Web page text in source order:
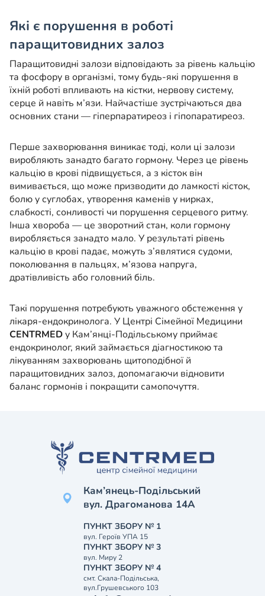
Які є порушення в роботі
паращитовидних залоз
Паращитовидні залози відповідають за рівень кальцію
та фосфору в організмі, тому будь-які порушення в
їхній роботі впливають на кістки, нервову систему,
серце й навіть м’язи. Найчастіше зустрічаються два
основних стани — гіперпаратиреоз і гіпопаратиреоз.
Перше захворювання виникає тоді, коли ці залози
виробляють занадто багато гормону. Через це рівень
кальцію в крові підвищується, а з кісток він
вимивається, що може призводити до ламкості кісток,
болю у суглобах, утворення каменів у нирках,
слабкості, сонливості чи порушення серцевого ритму.
Інша хвороба — це зворотний стан, коли гормону
виробляється занадто мало. У результаті рівень
кальцію в крові падає, можуть з’являтися судоми,
поколювання в пальцях, м’язова напруга,
дратівливість або головний біль.
Такі порушення потребують уважного обстеження у
лікаря-ендокринолога. У Центрі Сімейної Медицини
CENTRMEDу Кам’янці-Подільському приймає
ендокринолог, який займається діагностикою та
лікуванням захворювань щитоподібної й
паращитовидних залоз, допомагаючи відновити
баланс гормонів і покращити самопочуття.
Кам’янець-Подільський
вул. Драгоманова 14А
ПУНКТ ЗБОРУ № 1
вул. Героїв УПА 15
ПУНКТ ЗБОРУ № 3
вул. Миру 2
ПУНКТ ЗБОРУ № 4
смт. Скала-Подільська,
вул.Грушевського 103